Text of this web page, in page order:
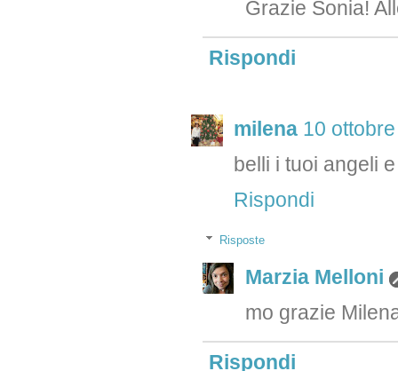
Grazie Sonia!
Rispondi
milena 10
belli i tuoi angeli
Rispondi
Risposte
Marzia Melloni
mo grazie
Rispondi